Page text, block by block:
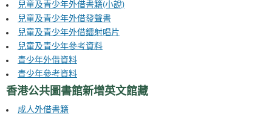
兒童及青少年外借書籍(小說)
兒童及青少年外借發聲書
兒童及青少年外借鐳射唱片
兒童及青少年參考資料
青少年外借資料
青少年參考資料
香港公共圖書館新增英文館藏
成人外借書籍